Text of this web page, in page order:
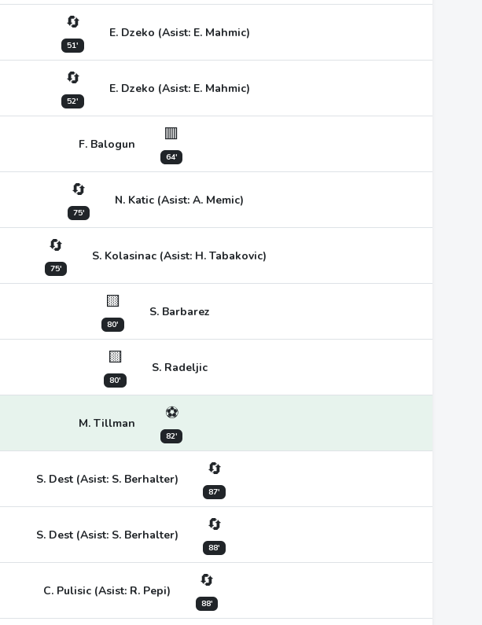
🔄
51'
E. Dzeko (Asist: E. Mahmic)
🔄
52'
E. Dzeko (Asist: E. Mahmic)
F. Balogun 🟥
64'
🔄
75'
N. Katic (Asist: A. Memic)
🔄
75'
S. Kolasinac (Asist: H. Tabakovic)
🟨
80'
S. Barbarez
🟨
80'
S. Radeljic
M. Tillman ⚽
82'
S. Dest (Asist: S. Berhalter) 🔄
87'
S. Dest (Asist: S. Berhalter) 🔄
88'
C. Pulisic (Asist: R. Pepi) 🔄
88'